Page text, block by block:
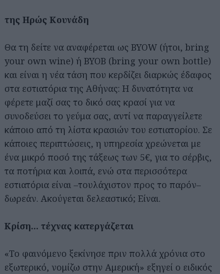
της Ηρώς Κουνάδη
Θα τη δείτε να αναφέρεται ως BYOW (ήτοι, bring
your own wine) ή BYOB (bring your own bottle)
και είναι η νέα τάση που κερδίζει διαρκώς έδαφος
στα εστιατόρια της Αθήνας: Η δυνατότητα να
φέρετε μαζί σας το δικό σας κρασί για να
συνοδεύσει το γεύμα σας, αντί να παραγγείλετε
κάποιο από τη λίστα κρασιών του εστιατορίου. Σε
κάποιες περιπτώσεις, η υπηρεσία χρεώνεται με
ένα μικρό ποσό της τάξεως των 5€, για το σέρβις,
τα ποτήρια και λοιπά, ενώ στα περισσότερα
εστιατόρια είναι –τουλάχιστον προς το παρόν–
δωρεάν. Ακούγεται δελεαστικό; Είναι.
Κρίση… τέχνας κατεργάζεται
«Το φαινόμενο ξεκίνησε πριν πολλά χρόνια στο
εξωτερικό, νομίζω στην Αμερική» εξηγεί ο ειδικός